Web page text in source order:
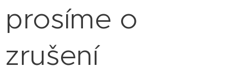
prosíme o
zrušení